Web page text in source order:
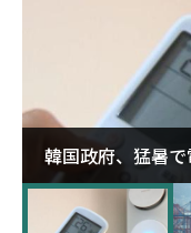
韓国政府、猛暑
に需給対応体制